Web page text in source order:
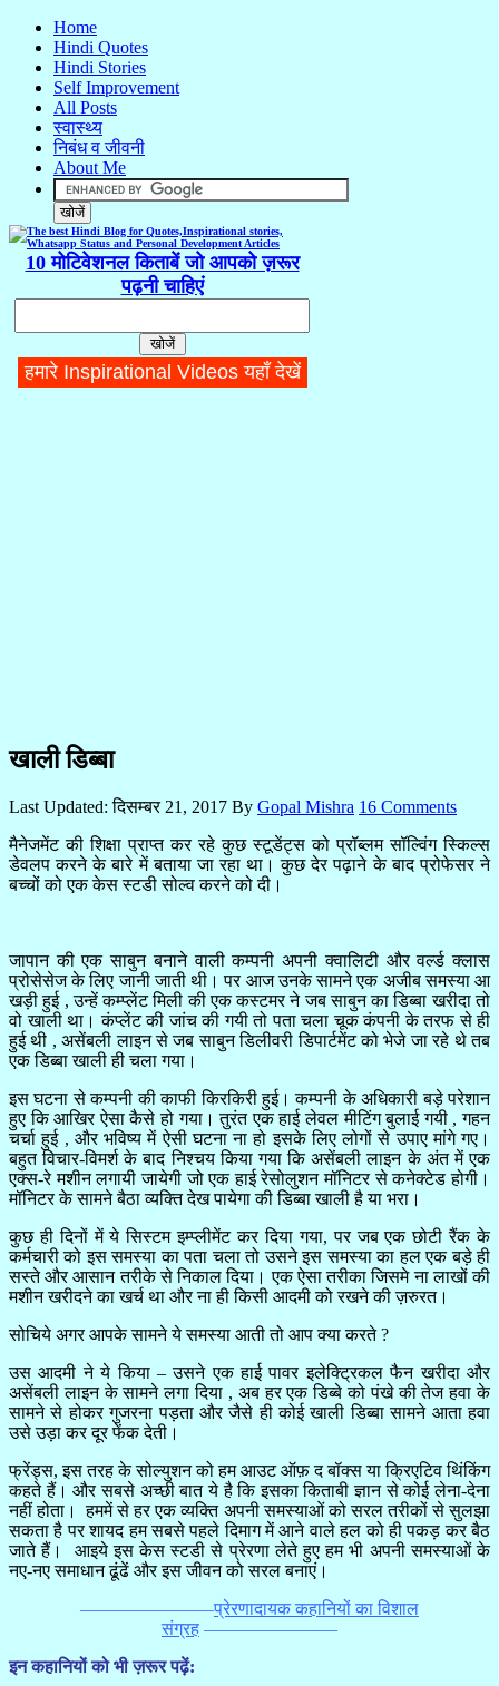
Home
Hindi Quotes
Hindi Stories
Self Improvement
All Posts
स्वास्थ्य
निबंध व जीवनी
About Me
10 मोटिवेशनल किताबें जो आपको ज़रूर
पढ़नी चाहिएं
खाली डिब्बा
Last Updated:दिसम्बर 21, 2017 By Gopal Mishra 16 Comments
मैनेजमेंट की शिक्षा प्राप्त कर रहे कुछ स्टूडेंट्स को प्रॉब्लम सॉल्विंग स्किल्स
डेवलप करने के बारे में बताया जा रहा था। कुछ देर पढ़ाने के बाद प्रोफेसर ने
बच्चों को एक केस स्टडी सोल्व करने को दी।
जापान की एक साबुन बनाने वाली कम्पनी अपनी क्वालिटी और वर्ल्ड क्लास
प्रोसेसेज के लिए जानी जाती थी। पर आज उनके सामने एक अजीब समस्या आ
खड़ी हुई , उन्हें कम्प्लेंट मिली की एक कस्टमर ने जब साबुन का डिब्बा खरीदा तो
वो खाली था। कंप्लेंट की जांच की गयी तो पता चला चूक कंपनी के तरफ से ही
हुई थी , असेंबली लाइन से जब साबुन डिलीवरी डिपार्टमेंट को भेजे जा रहे थे तब
एक डिब्बा खाली ही चला गया।
इस घटना से कम्पनी की काफी किरकिरी हुई। कम्पनी के अधिकारी बड़े परेशान
हुए कि आखिर ऐसा कैसे हो गया। तुरंत एक हाई लेवल मीटिंग बुलाई गयी , गहन
चर्चा हुई , और भविष्य में ऐसी घटना ना हो इसके लिए लोगों से उपाए मांगे गए।
बहुत विचार-विमर्श के बाद निश्चय किया गया कि असेंबली लाइन के अंत में एक
एक्स-रे मशीन लगायी जायेगी जो एक हाई रेसोलुशन मॉनिटर से कनेक्टेड होगी।
मॉनिटर के सामने बैठा व्यक्ति देख पायेगा की डिब्बा खाली है या भरा।
कुछ ही दिनों में ये सिस्टम इम्प्लीमेंट कर दिया गया, पर जब एक छोटी रैंक के
कर्मचारी को इस समस्या का पता चला तो उसने इस समस्या का हल एक बड़े ही
सस्ते और आसान तरीके से निकाल दिया। एक ऐसा तरीका जिसमे ना लाखों की
मशीन खरीदने का खर्च था और ना ही किसी आदमी को रखने की ज़रुरत।
सोचिये अगर आपके सामने ये समस्या आती तो आप क्या करते ?
उस आदमी ने ये किया – उसने एक हाई पावर इलेक्ट्रिकल फैन खरीदा और
असेंबली लाइन के सामने लगा दिया , अब हर एक डिब्बे को पंखे की तेज हवा के
सामने से होकर गुजरना पड़ता और जैसे ही कोई खाली डिब्बा सामने आता हवा
उसे उड़ा कर दूर फेंक देती।
फ्रेंड्स, इस तरह के सोल्युशन को हम आउट ऑफ़ द बॉक्स या क्रिएटिव थिंकिंग
कहते हैं। और सबसे अच्छी बात ये है कि इसका किताबी ज्ञान से कोई लेना-देना
नहीं होता। हममें से हर एक व्यक्ति अपनी समस्याओं को सरल तरीकों से सुलझा
सकता है पर शायद हम सबसे पहले दिमाग में आने वाले हल को ही पकड़ कर बैठ
जाते हैं। आइये इस केस स्टडी से प्रेरणा लेते हुए हम भी अपनी समस्याओं के
नए-नए समाधान ढूंढें और इस जीवन को सरल बनाएं।
———————–प्रेरणादायक कहानियों का विशाल
संग्रह ———————–
इन कहानियों को भी ज़रूर पढ़ें: